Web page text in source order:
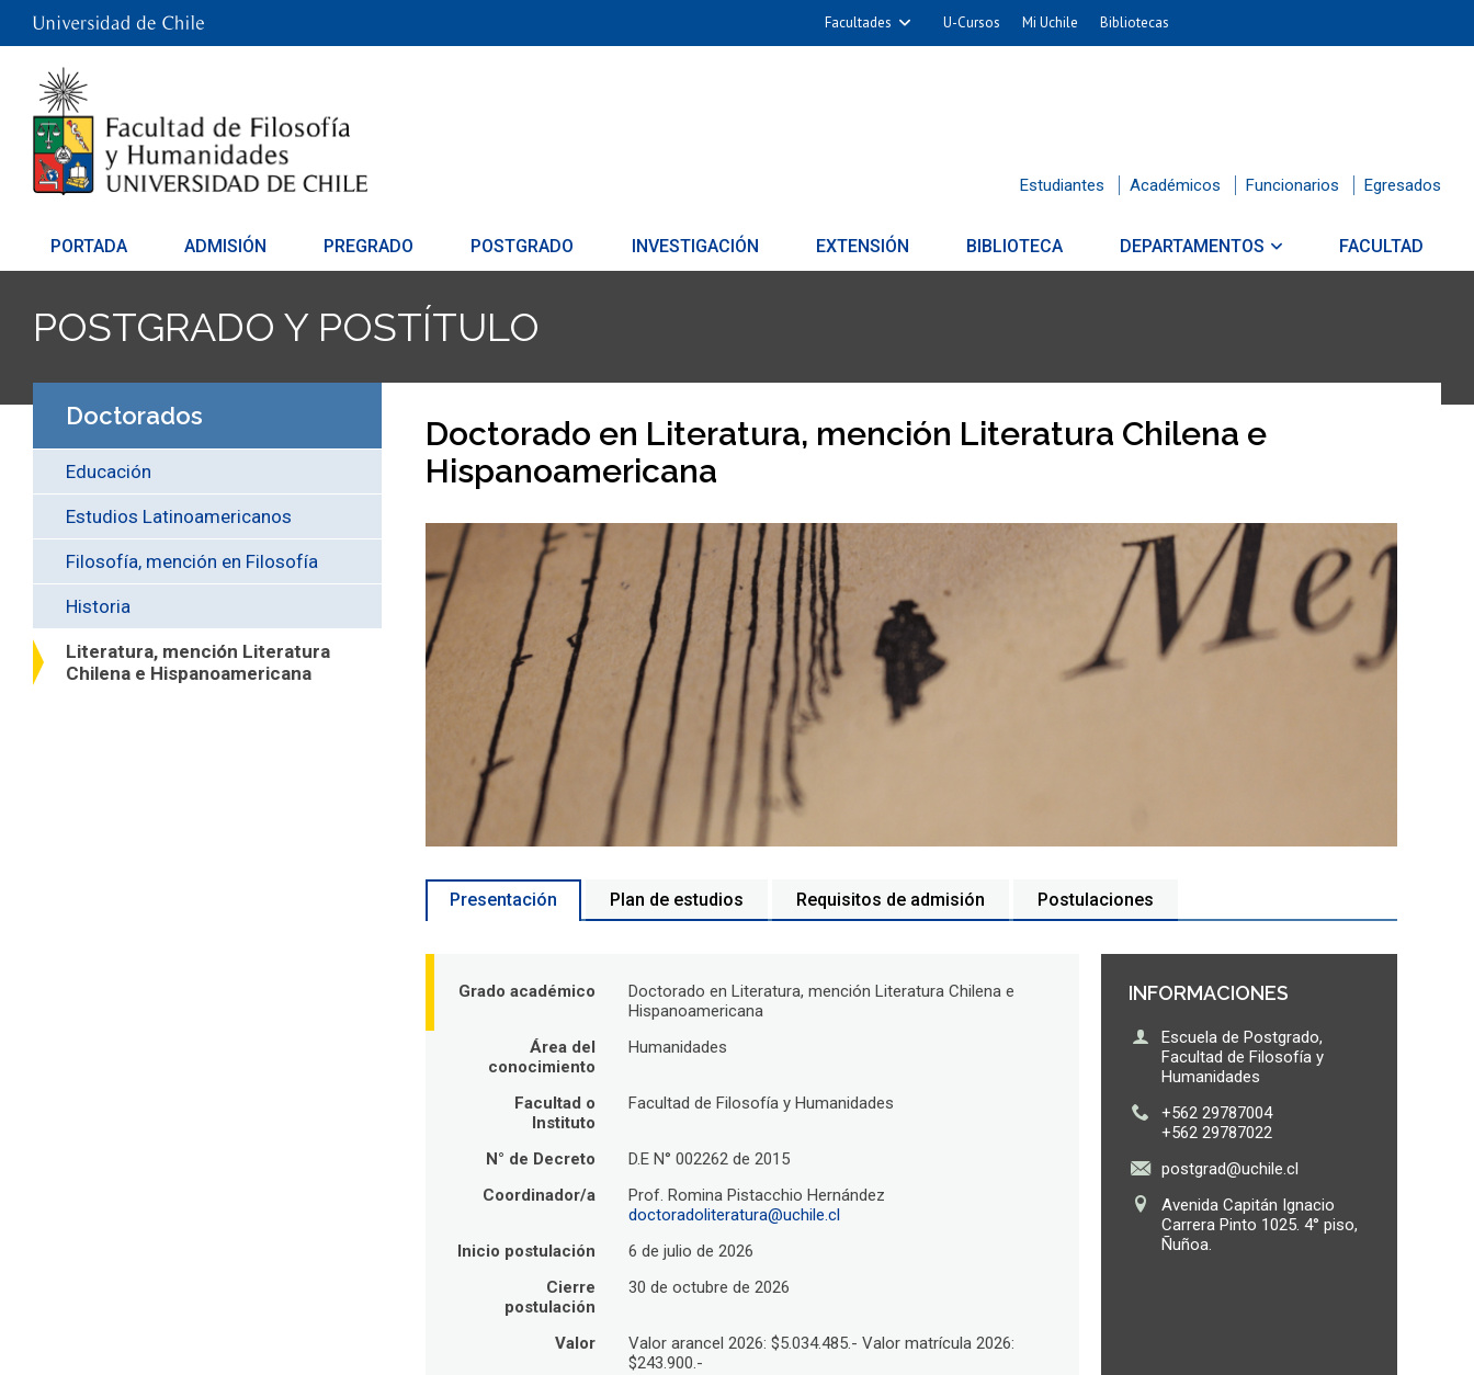
Facultades U-Cursos Mi Uchile Bibliotecas
Estudiantes Académicos Funcionarios Egresados
PORTADA ADMISIÓN PREGRADO POSTGRADO INVESTIGACIÓN EXTENSIÓN BIBLIOTECA DEPARTAMENTOS FACULTAD
POSTGRADO Y POSTÍTULO
Doctorados
Educación
Estudios Latinoamericanos
Filosofía, mención en Filosofía
Historia
Literatura, mención Literatura
Chilena e Hispanoamericana
Doctorado en Literatura, mención Literatura Chilena e
Hispanoamericana
Presentación Plan de estudios Requisitos de admisión Postulaciones
INFORMACIONES
Escuela de Postgrado,
Facultad de Filosofía y
Humanidades
+562 29787004
+562 29787022
postgrad@uchile.cl
Avenida Capitán Ignacio
Carrera Pinto 1025. 4° piso,
Ñuñoa.
Grado académico
Doctorado en Literatura, mención Literatura Chilena e
Hispanoamericana
Área del
conocimiento
Humanidades
Facultad o
Instituto
Facultad de Filosofía y Humanidades
N° de Decreto
D.E N° 002262 de 2015
Coordinador/a
Prof. Romina Pistacchio Hernández
doctoradoliteratura@uchile.cl
Inicio postulación
6 de julio de 2026
Cierre
postulación
30 de octubre de 2026
Valor
Valor arancel 2026: $5.034.485.- Valor matrícula 2026:
$243.900.-